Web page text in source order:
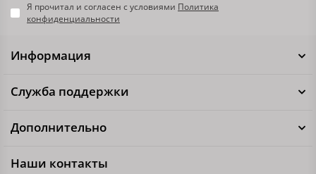
Я прочитал и согласен с условиями Политика
конфиденциальности
Информация
Служба поддержки
Дополнительно
Наши контакты